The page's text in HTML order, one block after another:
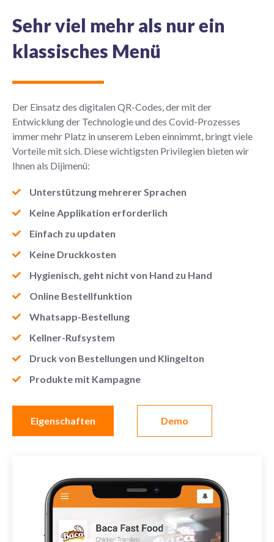
Sehr viel mehr als nur ein
klassisches Menü
Der Einsatz des digitalen QR-Codes, der mit der
Entwicklung der Technologie und des Covid-Prozesses
immer mehr Platz in unserem Leben einnimmt, bringt viele
Vorteile mit sich. Diese wichtigsten Privilegien bieten wir
Ihnen als Dijimenü:
Unterstützung mehrerer Sprachen
Keine Applikation erforderlich
Einfach zu updaten
Keine Druckkosten
Hygienisch, geht nicht von Hand zu Hand
Online Bestellfunktion
Whatsapp-Bestellung
Kellner-Rufsystem
Druck von Bestellungen und Klingelton
Produkte mit Kampagne
Eigenschaften Demo